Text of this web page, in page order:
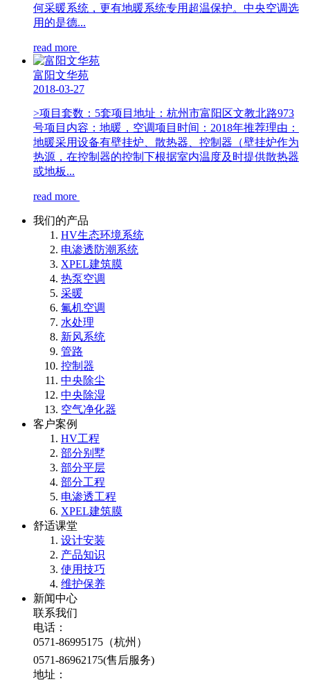
何采暖系统，更有地暖系统专用超温保护。中央空调选
用的是德...
read more
富阳文华苑
2018-03-27
>项目套数：5套项目地址：杭州市富阳区文教北路973
号项目内容：地暖，空调项目时间：2018年推荐理由：
地暖采用设备有壁挂炉、散热器、控制器（壁挂炉作为
热源，在控制器的控制下根据室内温度及时提供散热器
或地板...
read more
我们的产品
HV生态环境系统
电渗透防潮系统
XPEL建筑膜
热泵空调
采暖
氟机空调
水处理
新风系统
管路
控制器
中央除尘
中央除湿
空气净化器
客户案例
HV工程
部分别墅
部分平层
部分工程
电渗透工程
XPEL建筑膜
舒适课堂
设计安装
产品知识
使用技巧
维护保养
新闻中心
联系我们
电话：
0571-86995175（杭州）
0571-86962175(售后服务)
地址：